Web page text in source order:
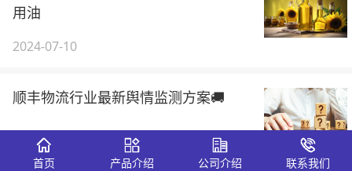
用油
2024-07-10
顺丰物流行业最新舆情监测方案🚚
2023-02-16
首页 产品介绍 公司介绍 联系我们